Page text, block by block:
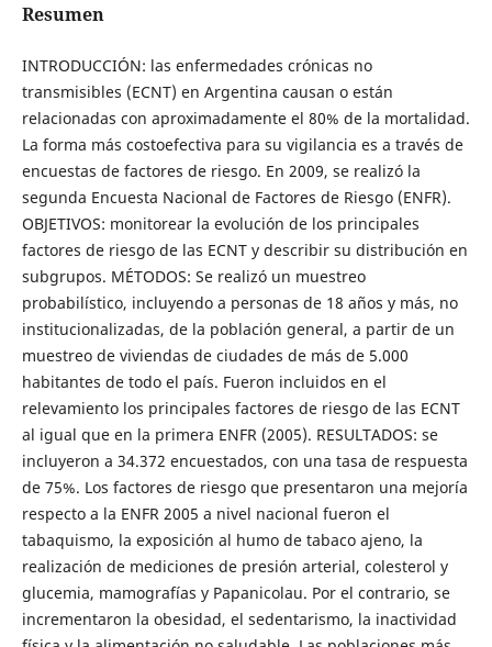
Resumen
INTRODUCCIÓN: las enfermedades crónicas no
transmisibles (ECNT) en Argentina causan o están
relacionadas con aproximadamente el 80% de la mortalidad.
La forma más costoefectiva para su vigilancia es a través de
encuestas de factores de riesgo. En 2009, se realizó la
segunda Encuesta Nacional de Factores de Riesgo (ENFR).
OBJETIVOS: monitorear la evolución de los principales
factores de riesgo de las ECNT y describir su distribución en
subgrupos. MÉTODOS: Se realizó un muestreo
probabilístico, incluyendo a personas de 18 años y más, no
institucionalizadas, de la población general, a partir de un
muestreo de viviendas de ciudades de más de 5.000
habitantes de todo el país. Fueron incluidos en el
relevamiento los principales factores de riesgo de las ECNT
al igual que en la primera ENFR (2005). RESULTADOS: se
incluyeron a 34.372 encuestados, con una tasa de respuesta
de 75%. Los factores de riesgo que presentaron una mejoría
respecto a la ENFR 2005 a nivel nacional fueron el
tabaquismo, la exposición al humo de tabaco ajeno, la
realización de mediciones de presión arterial, colesterol y
glucemia, mamografías y Papanicolau. Por el contrario, se
incrementaron la obesidad, el sedentarismo, la inactividad